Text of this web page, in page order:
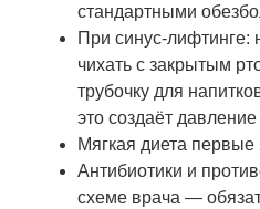
стандартными
При синус-лифтинге:
чихать с закрытым
трубочку для
это создаёт
Мягкая диета первые
Антибиотики и
схеме врача —